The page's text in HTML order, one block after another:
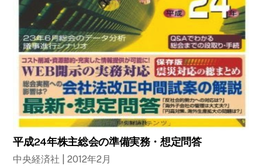
平成24年株主総会の準備実務・想定問答
中央経済社 | 2012年2月